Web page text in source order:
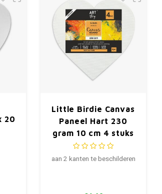
20
Little Birdie Canvas
Paneel Hart 230
gram 10 cm 4 stuks
aan 2 kanten te beschilderen